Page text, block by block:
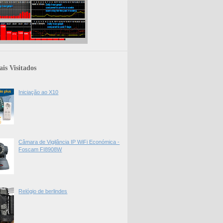
Visitados
Iniciação ao X10
Câmara de Vigilância IP WiFi Económica -
Foscam FI8908W
Relógio de berlindes